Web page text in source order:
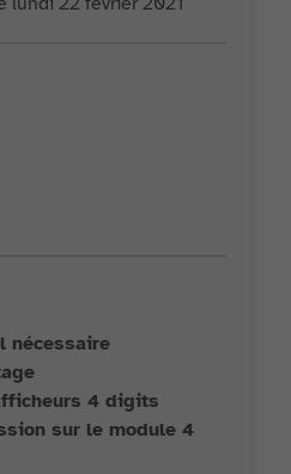
nécessaire
4 digits
sur le module 4